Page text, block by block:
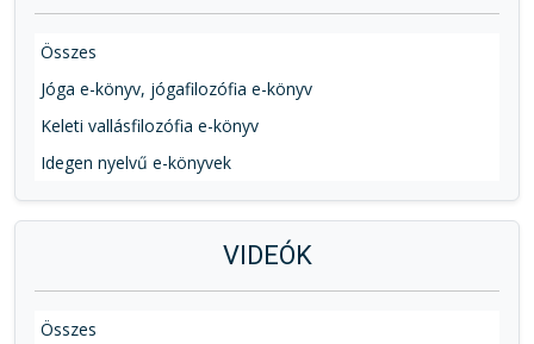
Összes
Jóga e-könyv, jógafilozófia e-könyv
Keleti vallásfilozófia e-könyv
Idegen nyelvű e-könyvek
VIDEÓK
Összes